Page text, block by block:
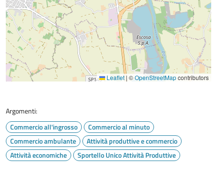
Leaflet | ©OpenStreetMapcontributors
Argomenti:
Commercio all'ingrosso
Commercio al minuto
Commercio ambulante
Attività produttive e commercio
Attività economiche
Sportello Unico Attività Produttive